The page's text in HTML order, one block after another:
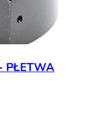
PŁETWA